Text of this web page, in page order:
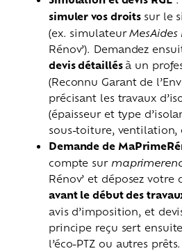
simuler vos droits sur le
(ex. simulateur MesAides
Rénov’). Demandez
devis détaillés à un
(Reconnu Garant de
précisant les travaux
(épaisseur et type
sous-toiture, ventilation,
Demande de
compte sur
Rénov’ et déposez votre
avant le début des
avis d’imposition, et
principe reçu sert
l’éco-PTZ ou autres prêts.